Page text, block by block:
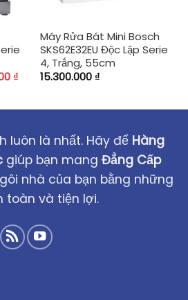
₫
Máy Rửa Bát Mini Bosch
SKS62E32EU Độc Lập Serie
4, Trắng, 55cm
15.300.000 ₫
luôn là nhất. Hãy để Hàng
giúp bạn mang Đẳng Cấp
nhà của bạn bằng những
toàn và tiện lợi.